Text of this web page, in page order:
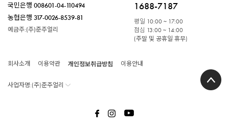
국민은행 008601-04-110494
농협은행 317-0026-8539-81
예금주:(주)준주얼리
1688-7187
평일 10:00 ~ 17:00
점심 13:00 ~ 14:00
(주말 및 공휴일 휴무)
회사소개 이용약관 개인정보취급방침 이용안내
사업자명:(주)준주얼리